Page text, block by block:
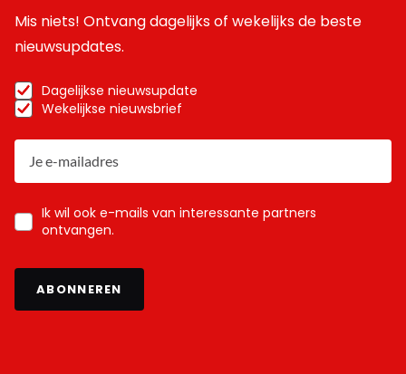
Mis niets! Ontvang dagelijks of wekelijks de beste
nieuwsupdates.
Dagelijkse nieuwsupdate
Wekelijkse nieuwsbrief
Ik wil ook e-mails van interessante partners
ontvangen.
ABONNEREN